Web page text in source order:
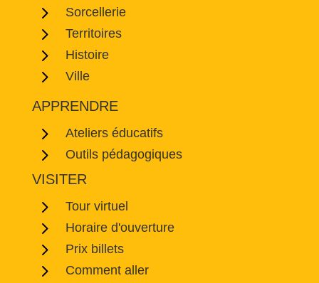
5 Sorcellerie
5 Territoires
5 Histoire
5 Ville
APPRENDRE
5 Ateliers éducatifs
5 Outils pédagogiques
VISITER
5 Tour virtuel
5 Horaire d'ouverture
5 Prix billets
5 Comment aller